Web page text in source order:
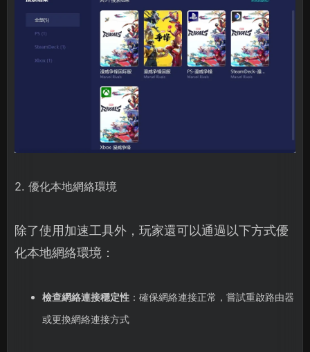
2. 優化本地網絡環境
除了使用加速工具外，玩家還可以通過以下方式優
化本地網絡環境：
檢查網絡連接穩定性：確保網絡連接正常，嘗試重啟路由器
或更換網絡連接方式